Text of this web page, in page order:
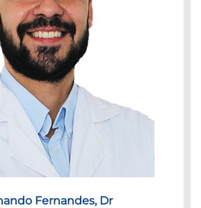
Fernandes, Dr